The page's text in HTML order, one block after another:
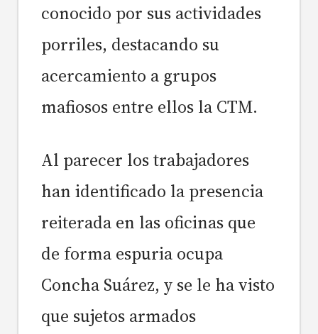
conocido por sus actividades
porriles, destacando su
acercamiento a grupos
mafiosos entre ellos la CTM.
Al parecer los trabajadores
han identificado la presencia
reiterada en las oficinas que
de forma espuria ocupa
Concha Suárez, y se le ha visto
que sujetos armados